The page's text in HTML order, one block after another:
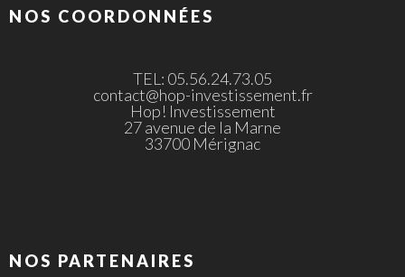
NOS COORDONNÉES
TEL: 05.56.24.73.05
contact@hop-investissement.fr
Hop! Investissement
27 avenue de la Marne
33700 Mérignac
NOS PARTENAIRES